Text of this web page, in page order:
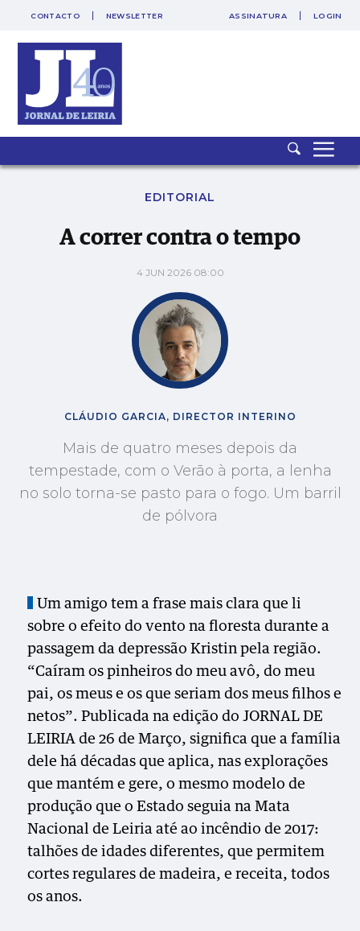
CONTACTO NEWSLETTER ASSINATURA LOGIN
A correr contra o tempo
EDITORIAL
A correr contra o tempo
4 JUN 2026 08:00
CLÁUDIO GARCIA, DIRECTOR INTERINO
Mais de quatro meses depois da
tempestade, com o Verão à porta, a lenha
no solo torna-se pasto para o fogo. Um barril
de pólvora
Um amigo tem a frase mais clara que li
sobre o efeito do vento na floresta durante a
passagem da depressão Kristin pela região.
“Caíram os pinheiros do meu avô, do meu
pai, os meus e os que seriam dos meus filhos e
netos”. Publicada na edição do JORNAL DE
LEIRIA de 26 de Março, significa que a família
dele há décadas que aplica, nas explorações
que mantém e gere, o mesmo modelo de
produção que o Estado seguia na Mata
Nacional de Leiria até ao incêndio de 2017:
talhões de idades diferentes, que permitem
cortes regulares de madeira, e receita, todos
os anos.